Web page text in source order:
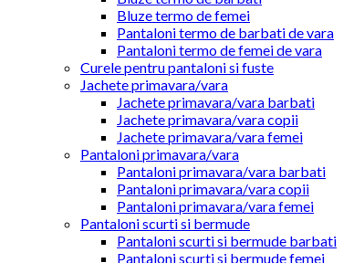
Bluze termo de femei
Pantaloni termo de barbati de vara
Pantaloni termo de femei de vara
Curele pentru pantaloni si fuste
Jachete primavara/vara
Jachete primavara/vara barbati
Jachete primavara/vara copii
Jachete primavara/vara femei
Pantaloni primavara/vara
Pantaloni primavara/vara barbati
Pantaloni primavara/vara copii
Pantaloni primavara/vara femei
Pantaloni scurti si bermude
Pantaloni scurti si bermude barbati
Pantaloni scurti si bermude femei